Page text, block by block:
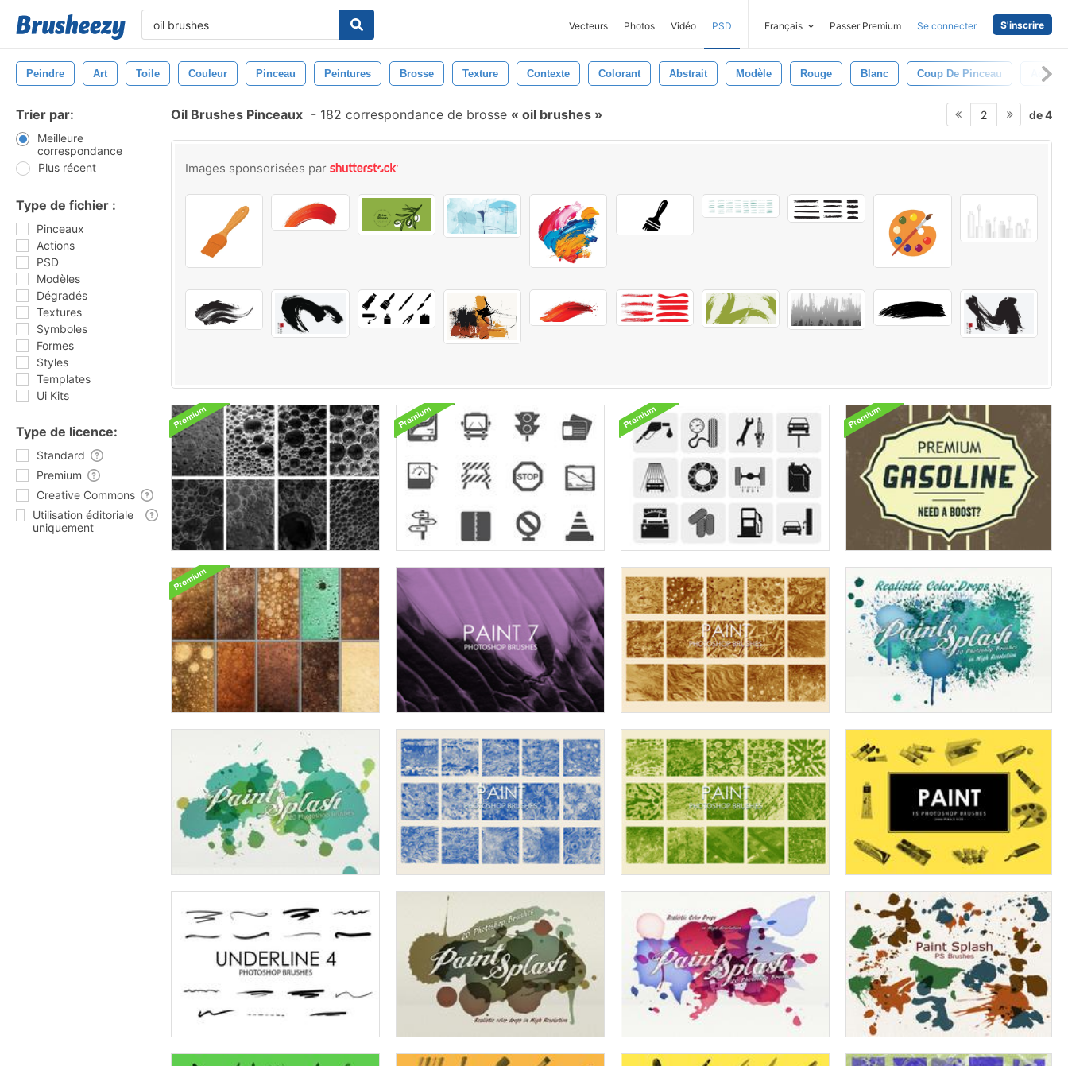
Vecteurs Photos Vidéo PSD Français Passer Premium Se connecter S'inscrire
Peindre Art Toile Couleur Pinceau Peintures Brosse Texture Contexte Colorant Abstrait Modèle Rouge Blanc Coup De Pinceau
Trier par:
Meilleure
correspondance
Plus récent
Type de fichier :
Pinceaux
Actions
PSD
Modèles
Dégradés
Textures
Symboles
Formes
Styles
Templates
Ui Kits
Type de licence:
Standard
Premium
Creative Commons
Utilisation éditoriale
uniquement
Oil Brushes Pinceaux - 182 correspondance de brosse oil brushes 2 de 4
Images sponsorisées par